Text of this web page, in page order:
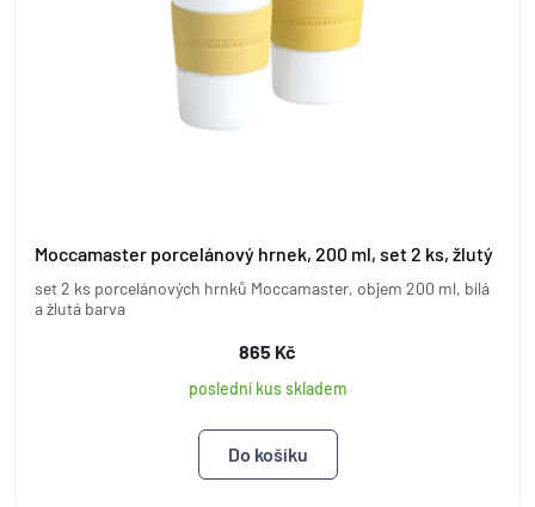
Moccamaster porcelánový hrnek, 200 ml, set 2 ks, žlutý
set 2 ks porcelánových hrnků Moccamaster, objem 200 ml, bílá
a žlutá barva
865 Kč
poslední kus skladem